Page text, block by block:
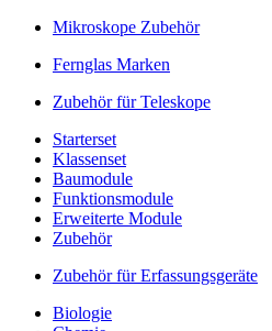
Mikroskope Zubehör
Fernglas Marken
Zubehör für Teleskope
Starterset
Klassenset
Baumodule
Funktionsmodule
Erweiterte Module
Zubehör
Zubehör für Erfassungsgeräte
Biologie